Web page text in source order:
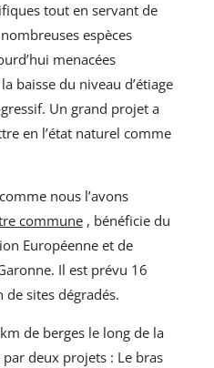
tout en servant de
espèces
menacées
baisse du niveau d’étiage
Un grand projet a
en l’état naturel comme
nous l’avons
commune, bénéficie du
Européenne et de
Il est prévu 16
sites dégradés.
de berges le long de la
deux projets : Le bras